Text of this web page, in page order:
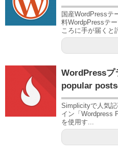
国産WordPressテ
料WordpPressテ
ころに手が届くと
WordPress
popular
Simplicityで人気
イン「Wordpress
を使用す...